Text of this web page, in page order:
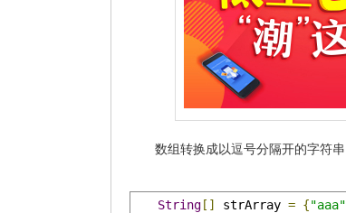
数组转换成以逗号分隔开的字符串
String [] strArray = {"aaa"